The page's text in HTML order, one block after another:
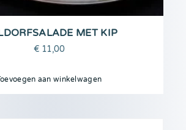
MET KIP
€ 11,00
aan winkelwagen